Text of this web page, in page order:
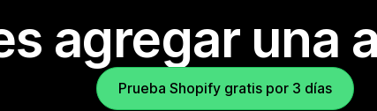
agregar una
Prueba Shopify gratis por 3 días